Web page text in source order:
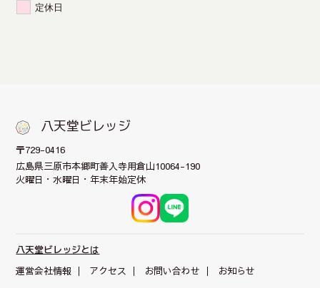
定休日
八天堂ビレッジ
〒729-0416
広島県三原市本郷町善入寺用倉山10064-190
火曜日・水曜日・年末年始定休
八天堂ビレッジとは
運営会社情報
アクセス お問い合わせ お知らせ